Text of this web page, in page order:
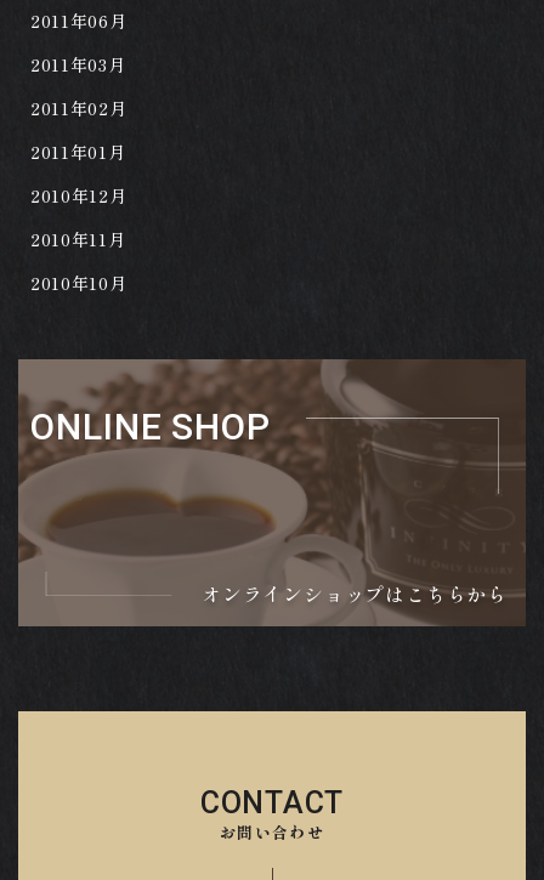
2011年06月
2011年03月
2011年02月
2011年01月
2010年12月
2010年11月
2010年10月
ONLINE SHOP
オンラインショップはこちらから
CONTACT
お問い合わせ